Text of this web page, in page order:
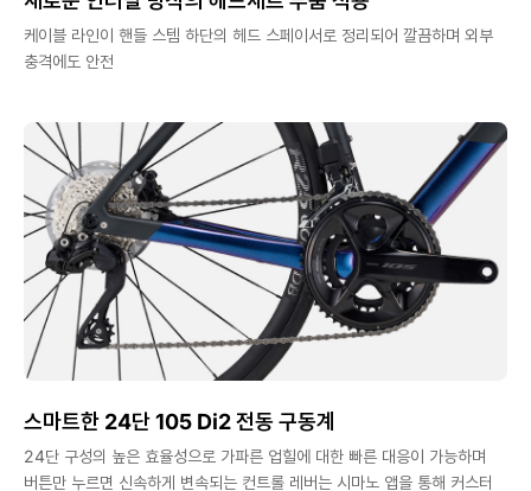
케이블 라인이 핸들 스템 하단의 헤드 스페이서로 정리되어 깔끔하며 외부
충격에도 안전
스마트한 24단 105 Di2 전동 구동계
24단 구성의 높은 효율성으로 가파른 업힐에 대한 빠른 대응이 가능하며
버튼만 누르면 신속하게 변속되는 컨트롤 레버는 시마노 앱을 통해 커스터